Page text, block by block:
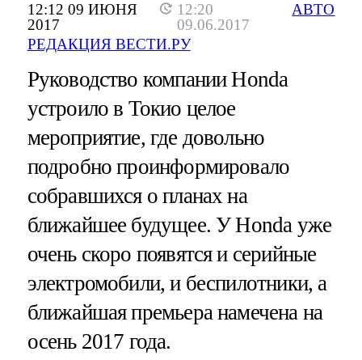
12:12 09 ИЮНЯ
2017
12:20
09.06.2017
РЕДАКЦИЯ ВЕСТИ.РУ
АВТО
Руководство компании Honda
устроило в Токио целое
мероприятие, где довольно
подробно проинформировало
собравшихся о планах на
ближайшее будущее. У Honda уже
очень скоро появятся и серийные
электромобили, и беспилотники, а
ближайшая премьера намечена на
осень 2017 года.